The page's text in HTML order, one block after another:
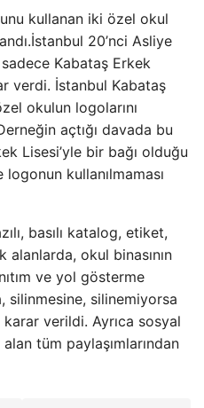
kullanan iki özel okul
20’nci Asliye
Kabataş Erkek
verdi. İstanbul Kabataş
okulun logolarını
açtığı davada bu
Lisesi’yle bir bağı olduğu
kullanılmaması
basılı katalog, etiket,
alanlarda, okul binasının
ve yol gösterme
silinmesine, silinemiyorsa
karar verildi. Ayrıca sosyal
tüm paylaşımlarından